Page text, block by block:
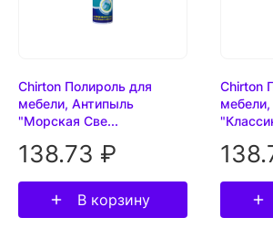
Chirton Полироль для
мебели, Антипыль
"Морская Све...
138.73 ₽
В корзину
Chirton
мебели,